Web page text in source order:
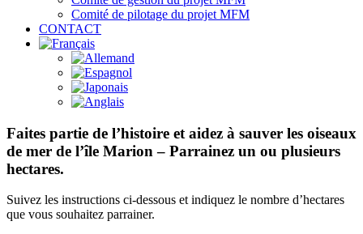
Comité de pilotage du projet MFM
CONTACT
Faites partie de l’histoire et aidez à sauver les oiseaux
de mer de l’île Marion – Parrainez un ou plusieurs
hectares.
Suivez les instructions ci-dessous et indiquez le nombre d’hectares
que vous souhaitez parrainer.